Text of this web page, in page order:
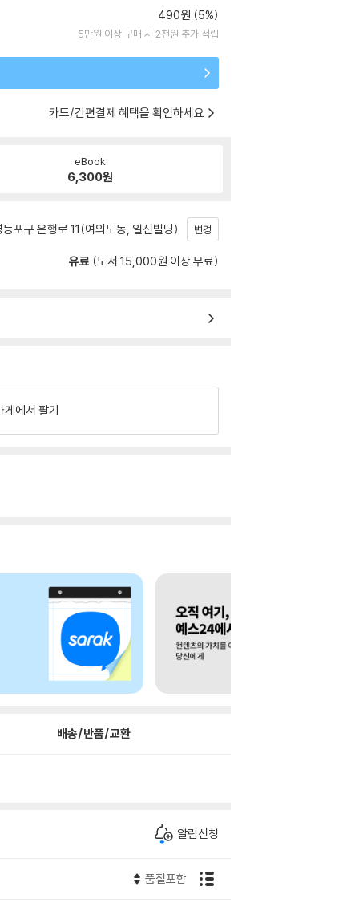
490원 (5%)
5만원 이상 구매 시 2천원 추가 적립
카드/간편결제 혜택을 확인하세요
eBook
6,300원
포구 은행로 11(여의도동, 일신빌딩) 변경
유료 (도서 15,000원 이상 무료)
게에서 팔기
배송/반품/교환
알림신청
품절포함